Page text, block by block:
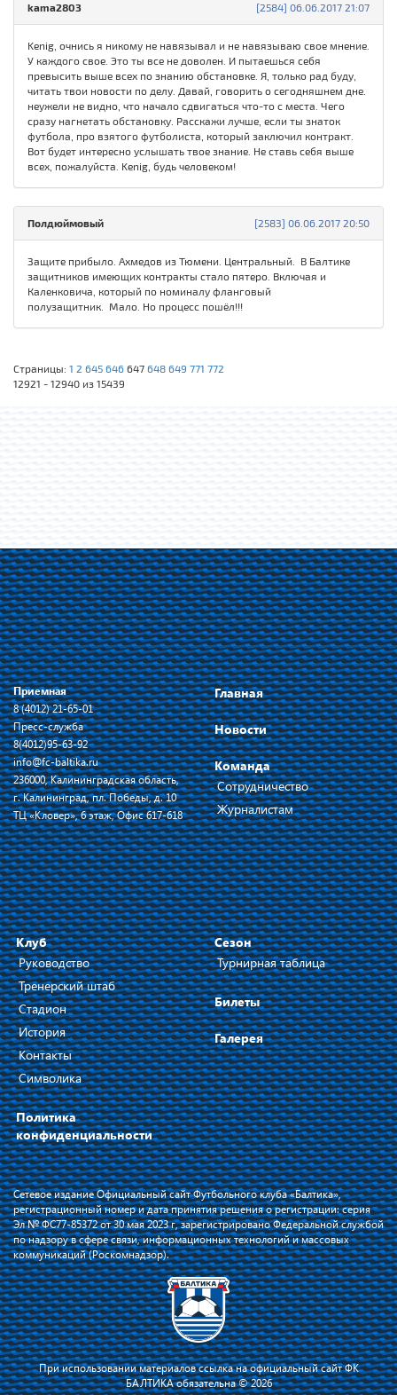
[2584] 06.06.2017 21:07
kama2803
Kenig, очнись я никому не навязывал и не навязываю свое мнение.
У каждого свое. Это ты все не доволен. И пытаешься себя
превысить выше всех по знанию обстановке. Я, только рад буду,
читать твои новости по делу. Давай, говорить о сегодняшнем дне.
неужели не видно, что начало сдвигаться что-то с места. Чего
сразу нагнетать обстановку. Расскажи лучше, если ты знаток
футбола, про взятого футболиста, который заключил контракт.
Вот будет интересно услышать твое знание. Не ставь себя выше
всех, пожалуйста. Kenig, будь человеком!
[2583] 06.06.2017 20:50
Полдюймовый
Защите прибыло. Ахмедов из Тюмени. Центральный. В Балтике
защитников имеющих контракты стало пятеро. Включая и
Каленковича, который по номиналу фланговый
полузащитник. Мало. Но процесс пошёл!!!
Страницы: 1 2 645 646 647 648 649 771 772
12921 - 12940 из 15439
Приемная
8 (4012) 21-65-01
Пресс-служба
8(4012)95-63-92
info@fc-baltika.ru
236000, Калининградская область,
г. Калининград, пл. Победы, д. 10
ТЦ «Кловер», 6 этаж, Офис 617-618
Главная
Новости
Команда
Сотрудничество
Журналистам
Клуб
Руководство
Тренерский штаб
Стадион
История
Контакты
Символика
Политика
конфиденциальности
Сезон
Турнирная таблица
Билеты
Галерея
Сетевое издание Официальный сайт Футбольного клуба «Балтика»,
регистрационный номер и дата принятия решения о регистрации: серия
Эл № ФС77-85372 от 30 мая 2023 г, зарегистрировано Федеральной службой
по надзору в сфере связи, информационных технологий и массовых
коммуникаций (Роскомнадзор).
При использовании материалов ссылка на официальный сайт ФК
БАЛТИКА обязательна © 2026